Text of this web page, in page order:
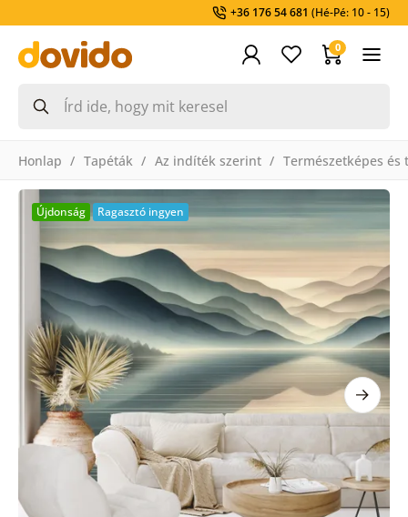
+36 176 54 681 (Hé-Pé: 10 - 15)
0
Honlap Tapéták Az indíték szerint Természetképes és
Újdonság Ragasztó ingyen